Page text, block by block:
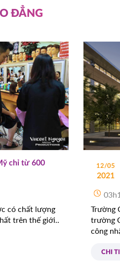
ĐẲNG
chỉ từ 600
có chất lượng
trên thế giới..
12/05
2021
Trường
trường
công
CHI